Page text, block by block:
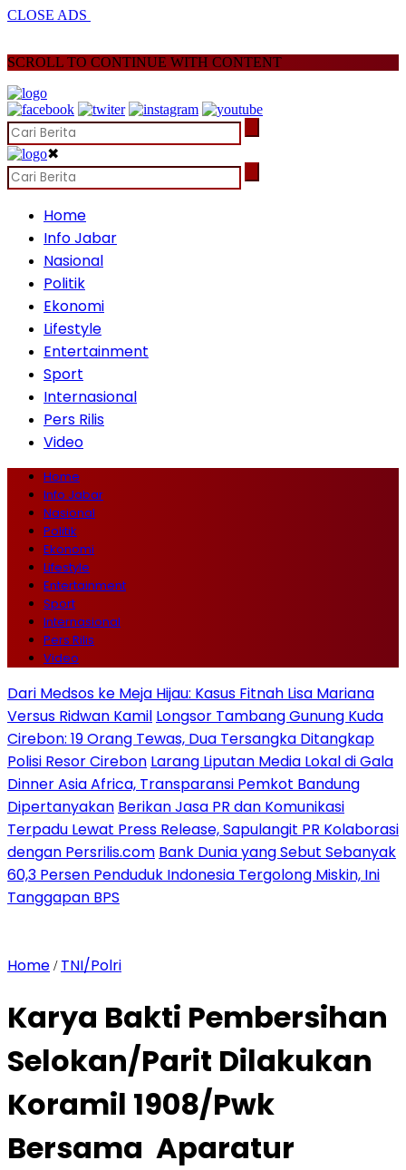
CLOSE ADS
SCROLL TO CONTINUE WITH CONTENT
✖
Home
Info Jabar
Nasional
Politik
Ekonomi
Lifestyle
Entertainment
Sport
Internasional
Pers Rilis
Video
Home
Info Jabar
Nasional
Politik
Ekonomi
Lifestyle
Entertainment
Sport
Internasional
Pers Rilis
Video
Dari Medsos ke Meja Hijau: Kasus Fitnah Lisa Mariana
Versus Ridwan Kamil Longsor Tambang Gunung Kuda
Cirebon: 19 Orang Tewas, Dua Tersangka Ditangkap
Polisi Resor Cirebon Larang Liputan Media Lokal di Gala
Dinner Asia Africa, Transparansi Pemkot Bandung
Dipertanyakan Berikan Jasa PR dan Komunikasi
Terpadu Lewat Press Release, Sapulangit PR Kolaborasi
dengan Persrilis.com Bank Dunia yang Sebut Sebanyak
60,3 Persen Penduduk Indonesia Tergolong Miskin, Ini
Tanggapan BPS
Home / TNI/Polri
Karya Bakti Pembersihan
Selokan/Parit Dilakukan
Koramil 1908/Pwk
Bersama Aparatur